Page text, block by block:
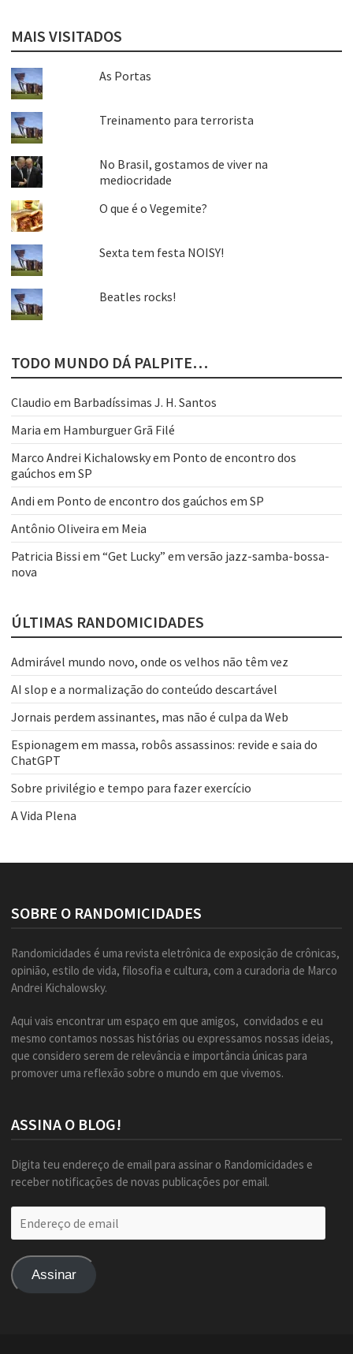
MAIS VISITADOS
As Portas
Treinamento para terrorista
No Brasil, gostamos de viver na
mediocridade
O que é o Vegemite?
Sexta tem festa NOISY!
Beatles rocks!
TODO MUNDO DÁ PALPITE…
Claudio em Barbadíssimas J. H. Santos
Maria em Hamburguer Grã Filé
Marco Andrei Kichalowskyem Ponto de encontro dos
gaúchos em SP
Andi em Ponto de encontro dos gaúchos em SP
Antônio Oliveira em Meia
Patricia Bissi em “Get Lucky” em versão jazz-samba-bossa-
nova
ÚLTIMAS RANDOMICIDADES
Admirável mundo novo, onde os velhos não têm vez
AI slop e a normalização do conteúdo descartável
Jornais perdem assinantes, mas não é culpa da Web
Espionagem em massa, robôs assassinos: revide e saia do
ChatGPT
Sobre privilégio e tempo para fazer exercício
A Vida Plena
SOBRE O RANDOMICIDADES
Randomicidades é uma revista eletrônica de exposição de crônicas,
opinião, estilo de vida, filosofia e cultura, com a curadoria de Marco
Andrei Kichalowsky.
Aqui vais encontrar um espaço em que amigos, convidados e eu
mesmo contamos nossas histórias ou expressamos nossas ideias,
que considero serem de relevância e importância únicas para
promover uma reflexão sobre o mundo em que vivemos.
ASSINA O BLOG!
Digita teu endereço de email para assinar o Randomicidades e
receber notificações de novas publicações por email.
de
Assinar